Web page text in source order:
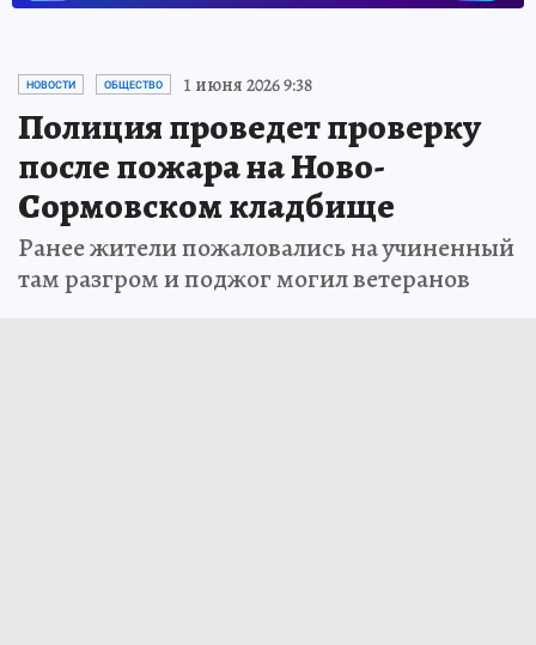
НОВОСТИ ОБЩЕСТВО 1 июня 2026 9:38
Полиция проведет проверку
после пожара на Ново-
Сормовском кладбище
Ранее жители пожаловались на учиненный
там разгром и поджог могил ветеранов